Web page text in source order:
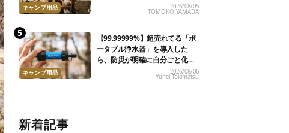
キャンプ用品 2026/08/05
TOMOKO YAMADA
キャンプ用品
【99.99999%】超売れてる「ポ
ータブル浄水器」を導入した
ら、防災が明確に自分ごと化し
2026/08/06
Yuhei Tokimatsu
新着記事